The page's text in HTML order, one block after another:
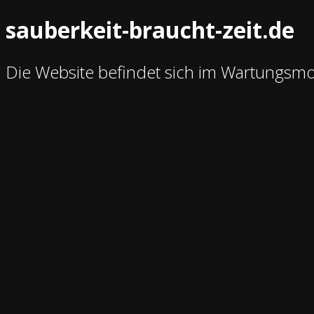
sauberkeit-braucht-zeit.de
Die Website befindet sich im